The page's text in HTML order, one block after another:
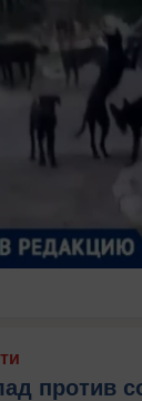
против